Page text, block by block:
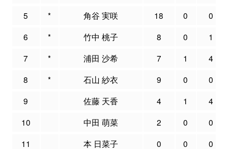
5
* 角谷 実咲 18 0
0
6
* 竹中 桃子 8 0
1
7
* 浦田 沙希 7 1
4
8
* 石山 紗衣 9 0
0
9
佐藤 天香 4 1
4
10
中田 萌菜 2 0
0
11
本 日菜子 0 0 0